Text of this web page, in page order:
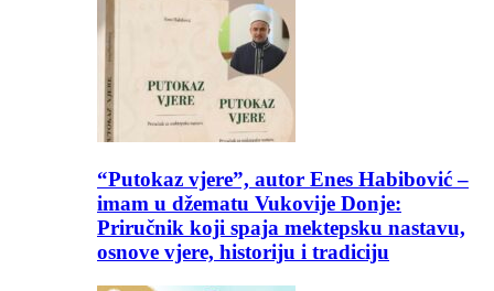
“Putokaz vjere”, autor Enes Habibović –
imam u džematu Vukovije Donje:
Priručnik koji spaja mektepsku nastavu,
osnove vjere, historiju i tradiciju